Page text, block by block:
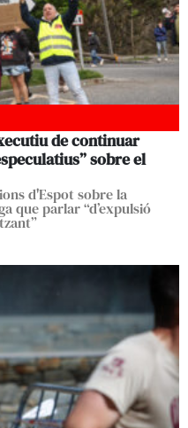
de continuar
sobre el
d'Espot sobre la
que parlar “d’expulsió